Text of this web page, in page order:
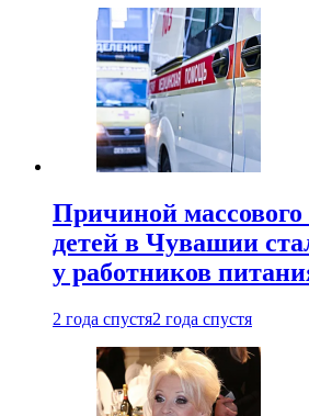
Причиной массового
детей в Чувашии
у работников
2 года спустя2 года спустя